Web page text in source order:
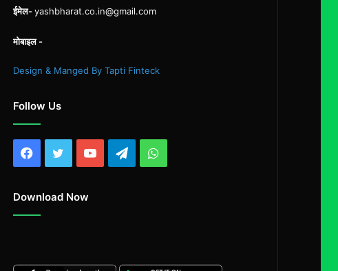
ईमेल-yashbharat.co.in@gmail.com
मोबाइल -
Design & Manged By Tapti Finteck
Follow Us
Facebook
TwitterYouTubeTelegramWhatsApp
Download Now